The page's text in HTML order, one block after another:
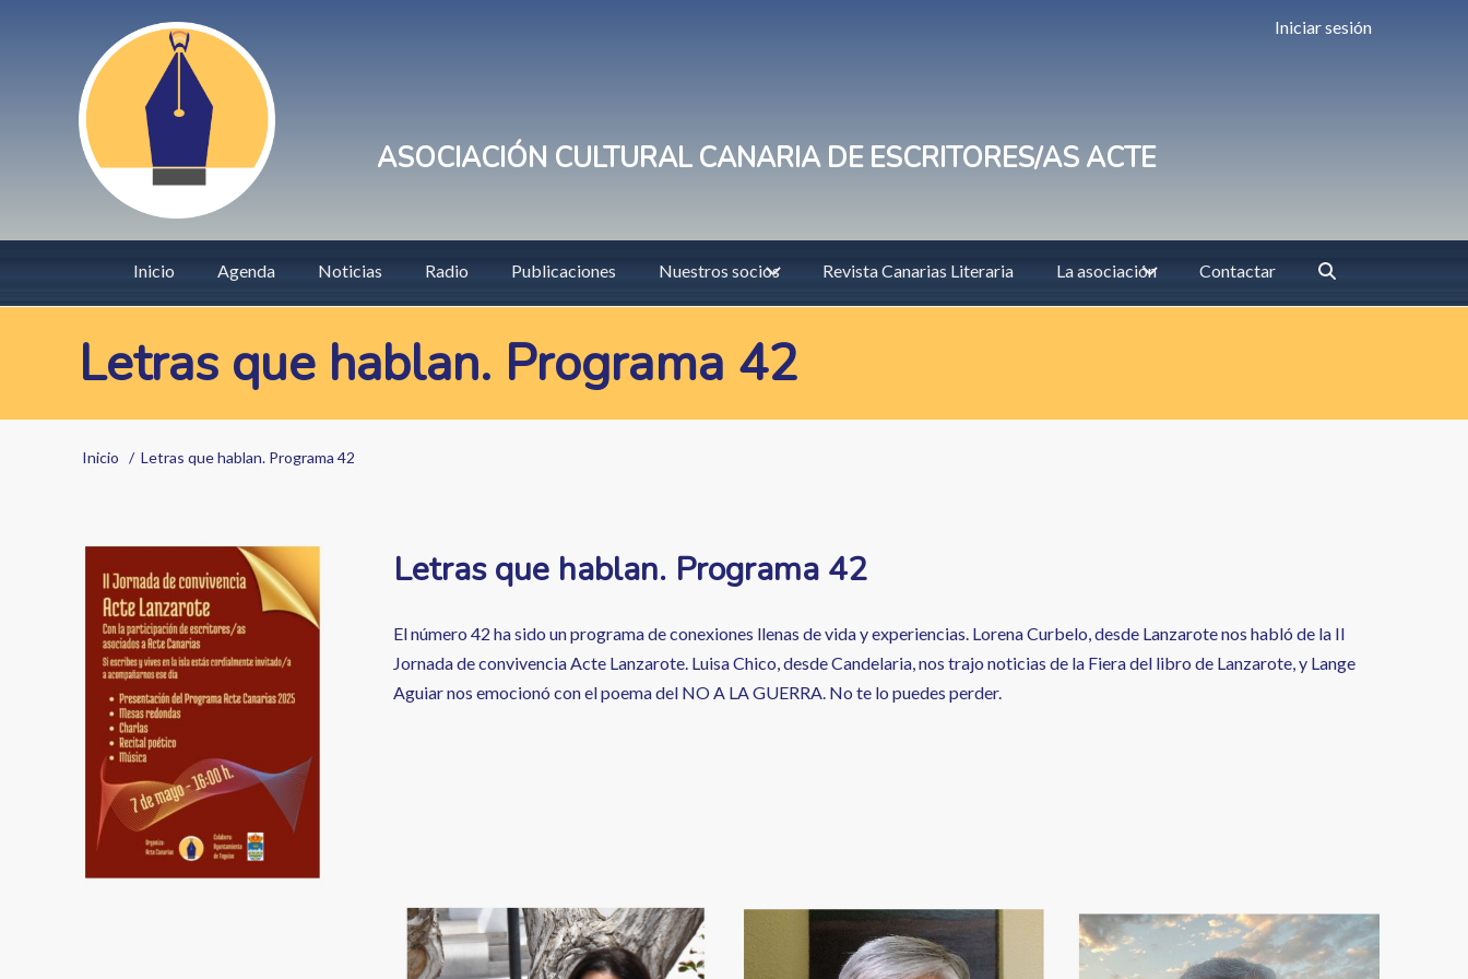
User
account
menu
Iniciar sesión
ASOCIACIÓN CULTURAL CANARIA DE ESCRITORES/AS ACTE
Main
navigation
Inicio Agenda Noticias Radio Publicaciones Nuestros socios Revista Canarias Literaria La asociación Contactar
Letras que hablan. Programa 42
Sobrescribir
de
ayuda
la
navegación
Inicio Letras que hablan. Programa 42
Image Letras que hablan. Programa 42
El número 42 ha sido un programa de conexiones llenas de vida y experiencias. Lorena Curbelo, desde Lanzarote nos habló de la II
Jornada de convivencia Acte Lanzarote. Luisa Chico, desde Candelaria, nos trajo noticias de la Fiera del libro de Lanzarote, y Lange
Aguiar nos emocionó con el poema del NO A LA GUERRA. No te lo puedes perder.